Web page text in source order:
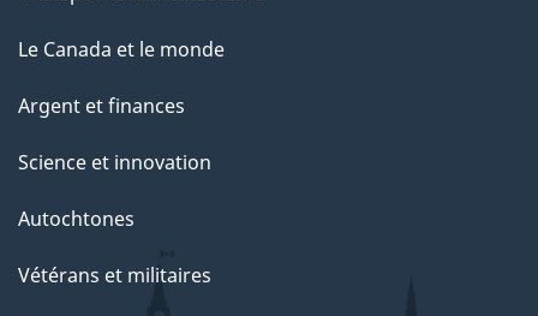
Le Canada et le monde
Argent et finances
Science et innovation
Autochtones
Vétérans et militaires